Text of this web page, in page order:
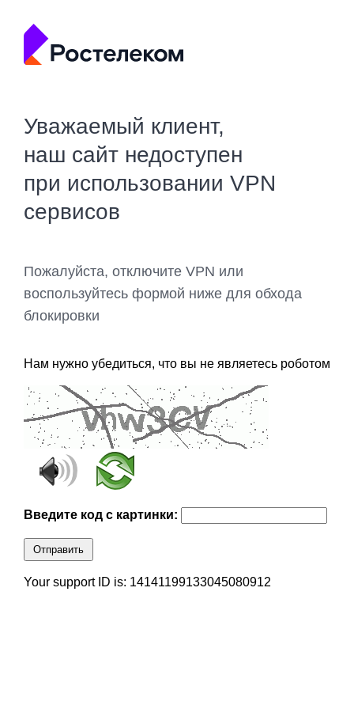
Уважаемый клиент,
наш сайт недоступен
при использовании VPN
сервисов
Пожалуйста, отключите VPN или
воспользуйтесь формой ниже для обхода
блокировки
Нам нужно убедиться, что вы не являетесь роботом
Введите код с картинки:
Отправить
Your support ID is: 14141199133045080912